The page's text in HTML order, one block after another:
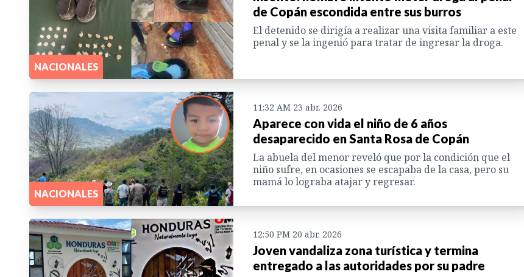
NACIONALES
de Copán escondida entre sus burros
El detenido se dirigía a realizar una visita familiar a este
penal y se la ingenió para tratar de ingresar la droga.
NACIONALES
11:32 AM 23 abr. 2026
Aparece con vida el niño de 6 años
desaparecido en Santa Rosa de Copán
La abuela del menor reveló que por la condición que el
niño sufre, en ocasiones se escapaba de la casa, pero su
mamá lo lograba atajar y regresar.
12:50 PM 20 abr. 2026
Joven vandaliza zona turística y termina
entregado a las autoridades por su padre